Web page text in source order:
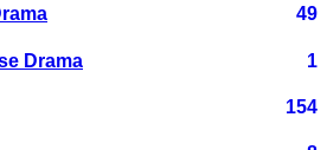
49
Drama 1
154